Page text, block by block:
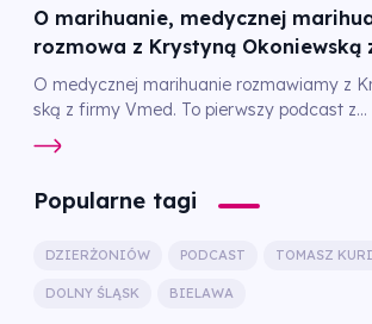
O marihuanie, medycznej
rozmowa z Krystyną Okoniewską
O medycznej marihuanie rozmawiamy z
ską z firmy Vmed. To pierwszy podcast z...
Popularne tagi
DZIERŻONIÓW PODCAST TOMASZ
DOLNY ŚLĄSK BIELAWA